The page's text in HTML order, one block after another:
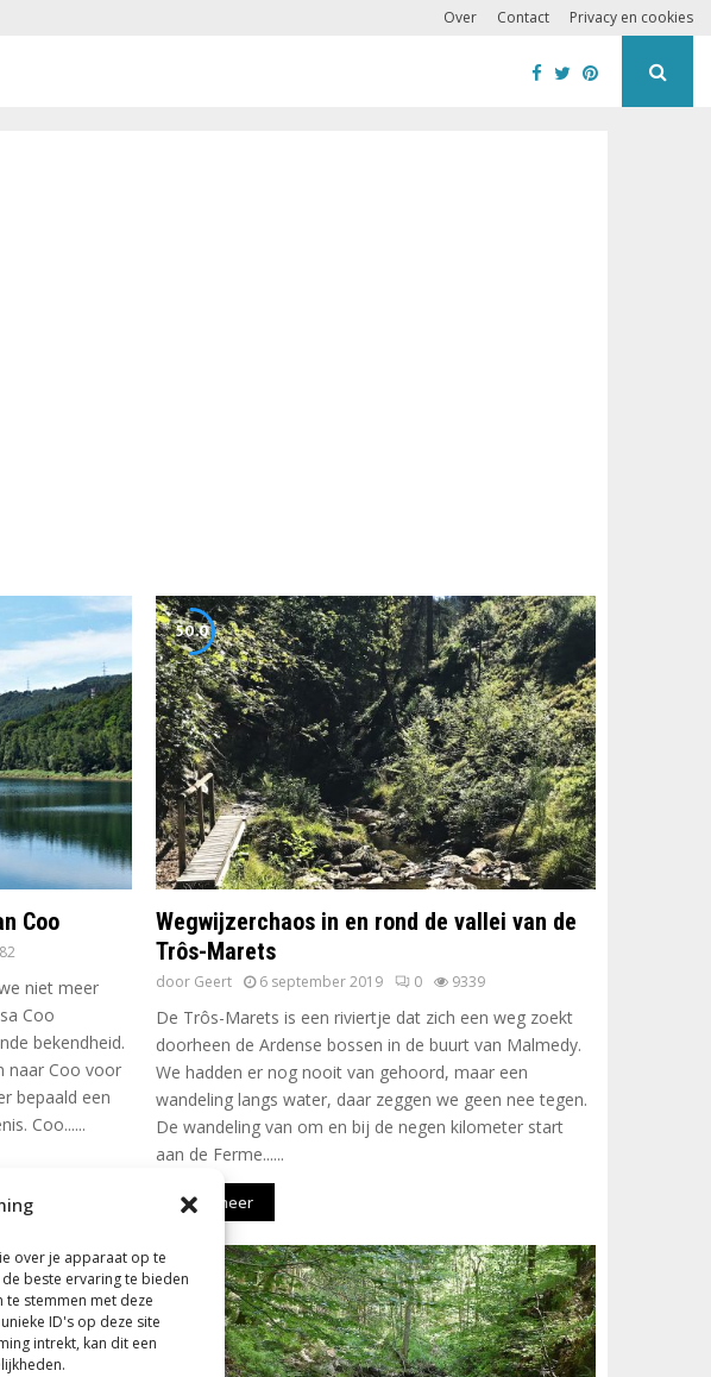
over je apparaat op te
beste ervaring te bieden
stemmen met deze
ID's op deze site
intrekt, kan dit een
Over Contact Privacy en cookies
Coo
niet meer
Coo
bekendheid.
naar Coo voor
bepaald een
Coo......
50.0
Wegwijzerchaos in en rond de vallei van de
Trôs-Marets
door Geert 6 september 2019 0 9339
De Trôs-Marets is een riviertje dat zich een weg zoekt
doorheen de Ardense bossen in de buurt van Malmedy.
We hadden er nog nooit van gehoord, maar een
wandeling langs water, daar zeggen we geen nee tegen.
De wandeling van om en bij de negen kilometer start
aan de Ferme......
Lees meer
76.7